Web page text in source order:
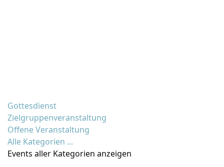
Gottesdienst
Zielgruppenveranstaltung
Offene Veranstaltung
Alle Kategorien ...
Events aller Kategorien anzeigen